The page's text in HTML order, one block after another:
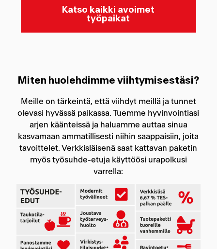
Katso kaikki avoimet
työpaikat
Miten huolehdimme viihtymisestäsi?
Meille on tärkeintä, että viihdyt meillä ja tunnet
olevasi hyvässä paikassa. Tuemme hyvinvointiasi
arjen käänteissä ja haluamme auttaa sinua
kasvamaan ammatillisesti niihin saappaisiin, joita
tavoittelet. Verkkisläisenä saat kattavan paketin
myös työsuhde-etuja käyttöösi urapolkusi
varrella: